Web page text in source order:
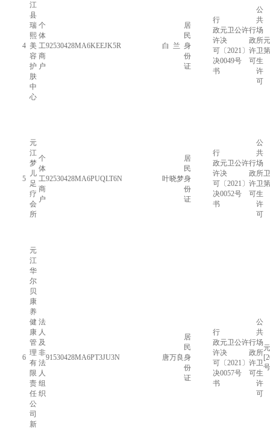
4
江
县
瑞
熙
美
容
护
肤
中
心
个
体
工
商
户
92530428MA6KEEJK5R 白 兰
居
民
身
份
证
行
政
许
可
决
书
元卫公许
决
〔2021〕
0049号
行
政
许
可
公
共
场
所
卫
生
许
可
5
元
江
梦
儿
足
疗
会
所
个
体
工
商
户
92530428MA6PUQLT6N 叶晓梦
居
民
身
份
证
行
政
许
可
决
书
元卫公许
决
〔2021〕
0052号
行
政
许
可
公
共
场
所
卫
生
许
可
6
元
江
华
尔
贝
康
养
健
康
管
理
有
限
责
任
公
司
新
法
人
及
非
法
人
组
织
91530428MA6PT3JU3N 唐万良
居
民
身
份
证
行
政
许
可
决
书
元卫公许
决
〔2021〕
0057号
行
政
许
可
公
共
场
所
卫
生
许
可
号